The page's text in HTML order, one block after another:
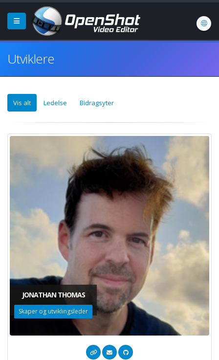
Utviklere
Vis alt Ledelse Bidragsyter
JONATHAN THOMAS
Skaper og utviklingsleder